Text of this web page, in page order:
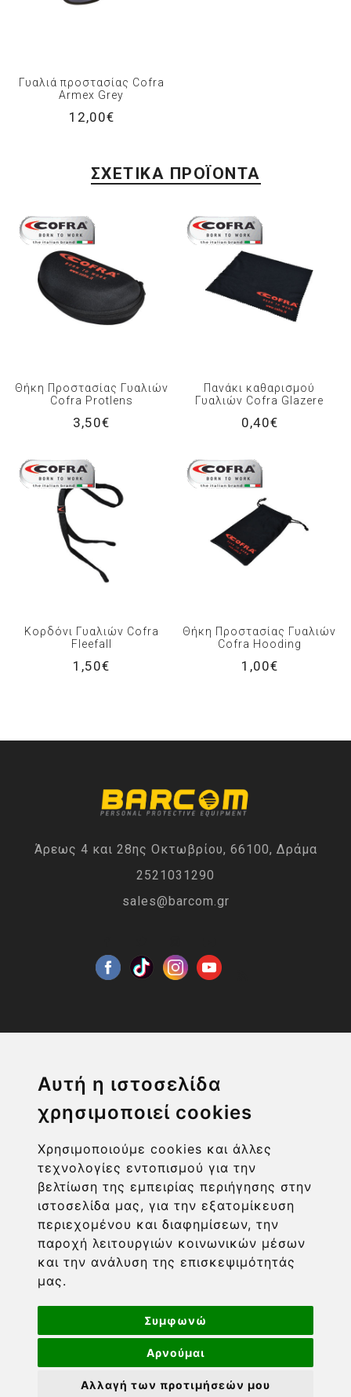
Αυτή η ιστοσελίδα
χρησιμοποιεί cookies
Χρησιμοποιούμε cookies και άλλες
τεχνολογίες εντοπισμού για την
βελτίωση της εμπειρίας περιήγησης στην
ιστοσελίδα μας, για την εξατομίκευση
περιεχομένου και διαφημίσεων, την
παροχή λειτουργιών κοινωνικών μέσων
και την ανάλυση της επισκεψιμότητάς
μας.
Συμφωνώ
Αρνούμαι
Αλλαγή των προτιμήσεών μου
Γυαλιά προστασίας Cofra
Armex Grey
12,00€
ΣΧΕΤΙΚΆ ΠΡΟΪΌΝΤΑ
Θήκη Προστασίας Γυαλιών
Cofra Protlens
3,50€
Πανάκι καθαρισμού
Γυαλιών Cofra Glazere
0,40€
Κορδόνι Γυαλιών Cofra
Fleefall
1,50€
Θήκη Προστασίας Γυαλιών
Cofra Hooding
1,00€
Άρεως 4 και 28ης Οκτωβρίου, 66100, Δράμα
2521031290
sales@barcom.gr
ΧΡΗΣΙΜΑ LINKS
ΠΛΗΡΟΦΟΡΙΕΣ ΧΡΗΣΤΗ
Powered by nopCommerce- Developed by
Πνευματική ιδιοκτησία © 2026 Barcom. Διατηρούνται όλα